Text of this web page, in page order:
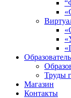
Труды
Магазин
Контакты